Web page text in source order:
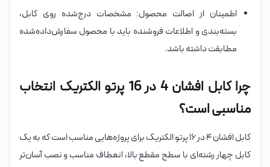
اطمینان از اصالت محصول: مشخصات درج‌شده روی کابل،
بسته‌بندی و اطلاعات فروشنده باید با محصول سفارش‌داده‌شده
مطابقت داشته باشد.
چرا کابل افشان 4 در 16 پرتو الکتریک انتخاب
مناسبی است؟
کابل افشان ۴ در ۱۶ پرتو الکتریک برای پروژه‌هایی مناسب است که به یک
کابل چهار رشته‌ای با سطح مقطع بالا، انعطاف مناسب و نصب آسان‌تر